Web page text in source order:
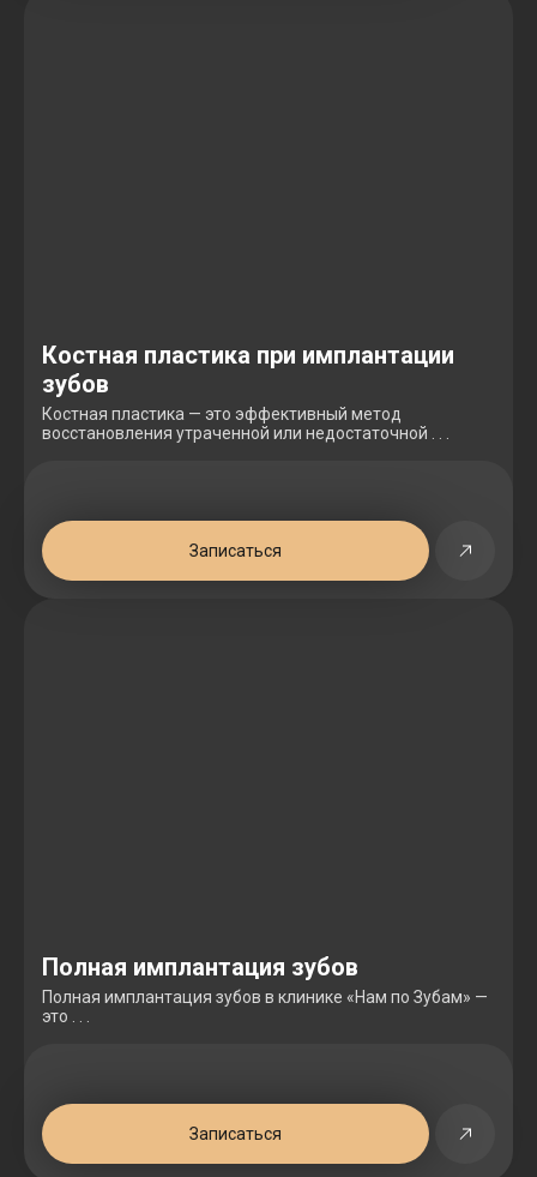
Костная пластика при имплантации
зубов
Костная пластика — это эффективный метод
восстановления утраченной или недостаточной . . .
Записаться
Полная имплантация зубов
Полная имплантация зубов в клинике «Нам по Зубам» —
это . . .
Записаться